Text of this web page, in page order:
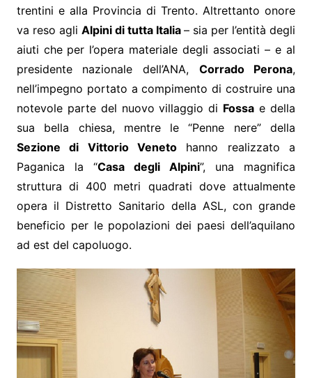
trentini e alla Provincia di Trento. Altrettanto onore
va reso agli Alpini di tutta Italia– sia per l’entità degli
aiuti che per l’opera materiale degli associati – e al
presidente nazionale dell’ANA, Corrado Perona,
nell’impegno portato a compimento di costruire una
notevole parte del nuovo villaggio di Fossa e della
sua bella chiesa, mentre le “Penne nere” della
Sezione di Vittorio Veneto hanno realizzato a
Paganica la “Casa degli Alpini”, una magnifica
struttura di 400 metri quadrati dove attualmente
opera il Distretto Sanitario della ASL, con grande
beneficio per le popolazioni dei paesi dell’aquilano
ad est del capoluogo.